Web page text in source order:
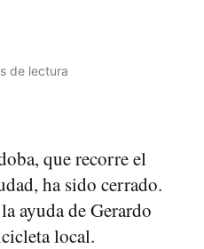
de lectura
que recorre el
ha sido cerrado.
ayuda de Gerardo
local.